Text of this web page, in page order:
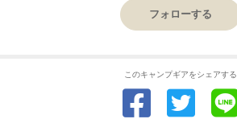
フォローする
このキャンプギアをシェアする